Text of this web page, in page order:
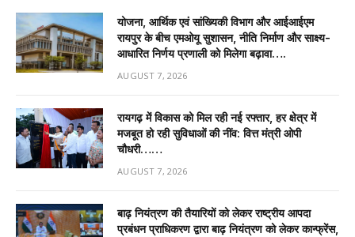
योजना, आर्थिक एवं सांख्यिकी विभाग और आईआईएम
रायपुर के बीच एमओयू सुशासन, नीति निर्माण और साक्ष्य-
आधारित निर्णय प्रणाली को मिलेगा बढ़ावा….
AUGUST 7, 2026
रायगढ़ में विकास को मिल रही नई रफ्तार, हर क्षेत्र में
मजबूत हो रही सुविधाओं की नींव: वित्त मंत्री ओपी
चौधरी……
AUGUST 7, 2026
बाढ़ नियंत्रण की तैयारियों को लेकर राष्ट्रीय आपदा
प्रबंधन प्राधिकरण द्वारा बाढ़ नियंत्रण को लेकर कान्फ्रेंस,